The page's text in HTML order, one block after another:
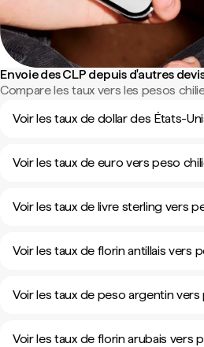
Envoie des CLP depuis d'autres
Compare les taux vers les pesos
Voir les taux de dollar des États-
Voir les taux de euro vers peso
Voir les taux de livre sterling vers
Voir les taux de florin antillais vers
Voir les taux de peso argentin vers
Voir les taux de florin arubais vers